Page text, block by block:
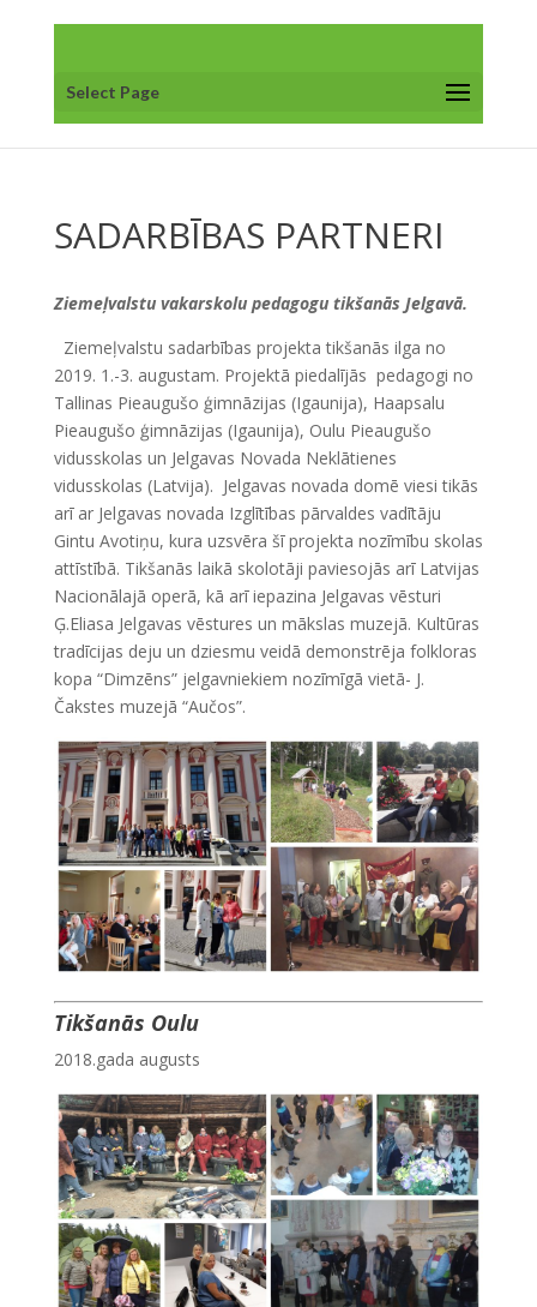
Select Page
SADARBĪBAS PARTNERI
Ziemeļvalstu vakarskolu pedagogu tikšanās Jelgavā.
Ziemeļvalstu sadarbības projekta tikšanās ilga no
2019. 1.-3. augustam. Projektā piedalījās pedagogi no
Tallinas Pieaugušo ģimnāzijas (Igaunija), Haapsalu
Pieaugušo ģimnāzijas (Igaunija), Oulu Pieaugušo
vidusskolas un Jelgavas Novada Neklātienes
vidusskolas (Latvija). Jelgavas novada domē viesi tikās
arī ar Jelgavas novada Izglītības pārvaldes vadītāju
Gintu Avotiņu, kura uzsvēra šī projekta nozīmību skolas
attīstībā. Tikšanās laikā skolotāji paviesojās arī Latvijas
Nacionālajā operā, kā arī iepazina Jelgavas vēsturi
Ģ.Eliasa Jelgavas vēstures un mākslas muzejā. Kultūras
tradīcijas deju un dziesmu veidā demonstrēja folkloras
kopa “Dimzēns” jelgavniekiem nozīmīgā vietā- J.
Čakstes muzejā “Aučos”.
Tikšanās Oulu
2018.gada augusts